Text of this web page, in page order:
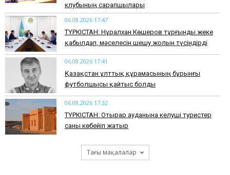
клубының сарапшылары
06.08.2026 17:47
ТҮРКІСТАН: Нұралхан Көшеров тұрғынды жеке
қабылдап, мәселесін шешу жолын түсіндірді
06.08.2026 17:41
Қазақстан ұлттық құрамасының бұрынғы
футболшысы қайтыс болды
06.08.2026 17:32
ТҮРКІСТАН: Отырар ауданына келуші туристер
саны көбейіп жатыр
Тағы мақалалар